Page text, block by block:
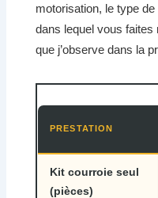
motorisation, le type
dans lequel vous faites
que j’observe dans la
PRESTATION
Kit courroie seul
(pièces)